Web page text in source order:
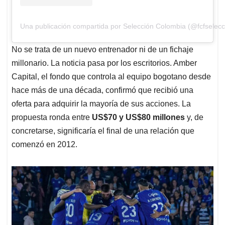
Una publicación compartida por Selección Colombia
No se trata de un nuevo entrenador ni de un fichaje
millonario. La noticia pasa por los escritorios. Amber
Capital, el fondo que controla al equipo bogotano desde
hace más de una década, confirmó que recibió una
oferta para adquirir la mayoría de sus acciones. La
propuesta ronda entre US$70 y US$80 millones y, de
concretarse, significaría el final de una relación que
comenzó en 2012.